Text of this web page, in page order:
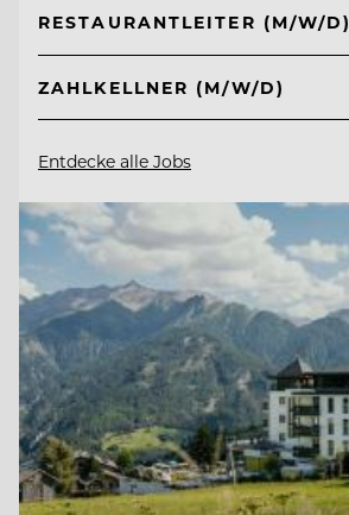
RESTAURANTLEITER (M/W/D)
ZAHLKELLNER (M/W/D)
Entdecke alle Jobs